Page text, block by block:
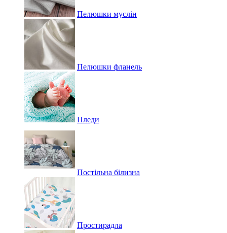
Пелюшки муслін
Пелюшки фланель
Пледи
Постільна білизна
Простирадла